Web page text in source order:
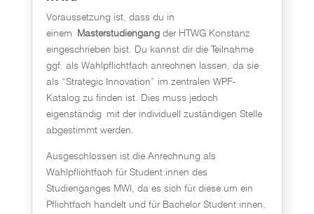
Voraussetzung ist, dass du in
einem Masterstudiengang der HTWG Konstanz
eingeschrieben bist. Du kannst dir die Teilnahme
ggf. als Wahlpflichtfach anrechnen lassen, da sie
als “Strategic Innovation” im zentralen WPF-
Katalog zu finden ist. Dies muss jedoch
eigenständig mit der individuell zuständigen Stelle
abgestimmt werden.
Ausgeschlossen ist die Anrechnung als
Wahlpflichtfach für Student:innen des
Studienganges MWI, da es sich für diese um ein
Pflichtfach handelt und für Bachelor Student:innen,